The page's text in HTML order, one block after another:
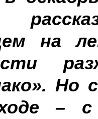
на
Но
–